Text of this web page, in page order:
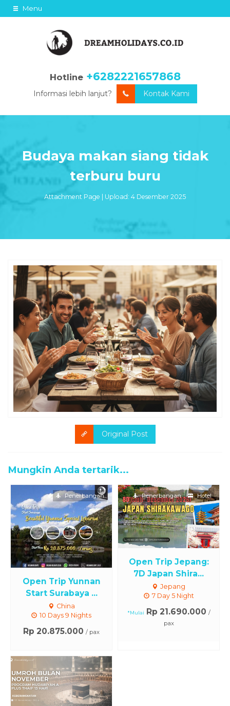
Menu
Hotline +6282221657868
Informasi lebih lanjut? Kontak Kami
Budaya makan siang tidak
terburu buru
Attachment Page | Upload: 4 Desember 2025
Original Post
Mungkin Anda tertarik...
Open Trip Yunnan
Start Surabaya ...
China
10 Days 9 Nights
Rp 20.875.000 / pax
Penerbangan
Open Trip Jepang:
7D Japan Shira...
Jepang
7 Day 5 Night
*Mulai Rp 21.690.000 /
pax
Penerbangan Hotel